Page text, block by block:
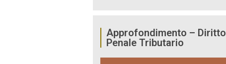
Approfondimento – Diritto
Penale Tributario